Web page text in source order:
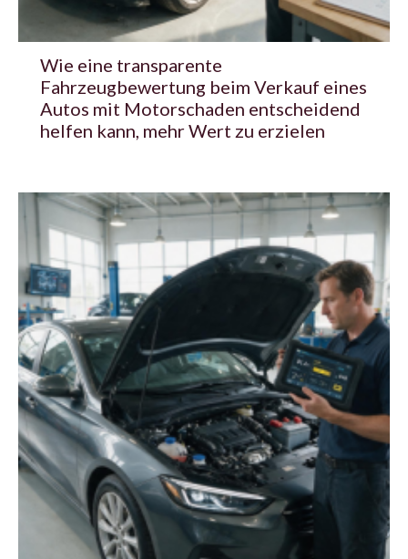
Wie eine transparente
Fahrzeugbewertung beim Verkauf eines
Autos mit Motorschaden entscheidend
helfen kann, mehr Wert zu erzielen